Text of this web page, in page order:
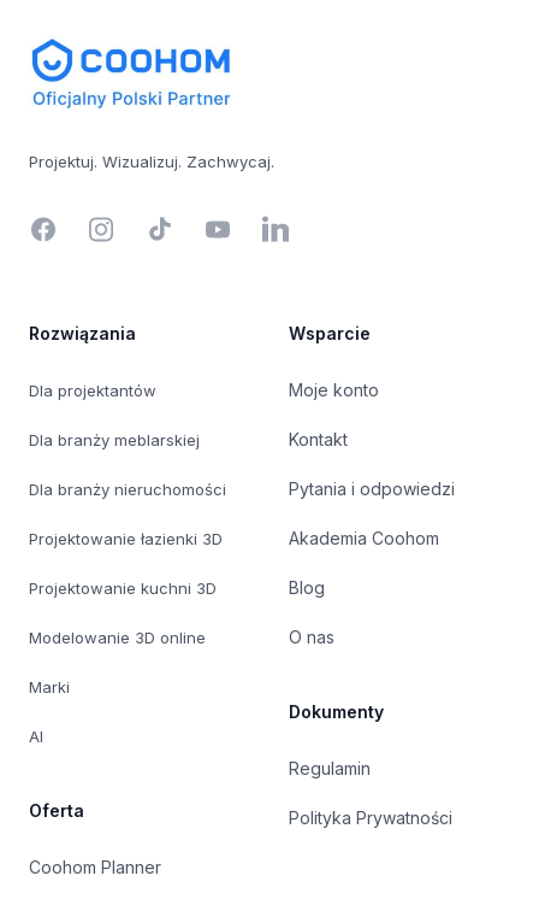
Projektuj. Wizualizuj. Zachwycaj.
FacebookInstagramTikTok YouTubeLinkedIn
Rozwiązania
Dla projektantów
Dla branży meblarskiej
Dla branży nieruchomości
Projektowanie łazienki 3D
Projektowanie kuchni 3D
Modelowanie 3D online
Marki
AI
Oferta
Coohom Planner
Wsparcie
Moje konto
Kontakt
Pytania i odpowiedzi
Akademia Coohom
Blog
O nas
Dokumenty
Regulamin
Polityka Prywatności